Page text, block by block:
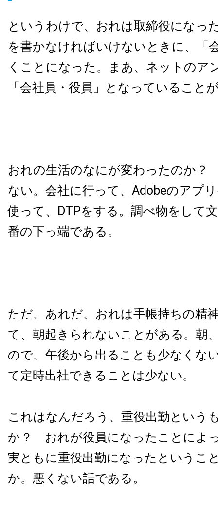
というわけで、おれは取締役になっ
を書かなければいけないときに、「
くことになった。まあ、ネットのア
「会社員・役員」となっていること
おれの生活のなにが変わったのか
ない。会社に行って、Adobeのアプ
使って、DTPをする。調べ物をして
番の下っ端である。
ただ、あれだ、おれは手帳持ちの精
て、朝起きられないことがある。朝
ので、午後から出ることも少なくな
て定時出社できることは少ない。
これはなんだろう、重役出勤という
か？ おれが役員になったことによ
実ともに重役出勤になったというこ
か。悪くない話である。